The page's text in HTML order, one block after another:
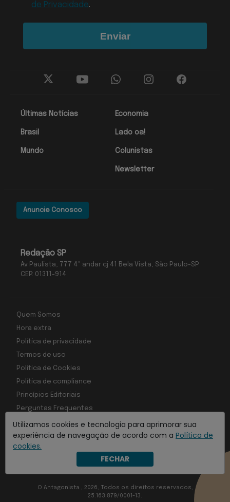
Utilizamos cookies e tecnologia para aprimorar sua
experiência de navegação de acordo com a Política de
cookies.
FECHAR
Redação SP
Av Paulista, 777 4º andar cj 41 Bela Vista, São Paulo-SP
CEP: 01311-914
Anuncie Conosco
Últimas Notícias
Brasil
Mundo
Economia
Lado oa!
Colunistas
Newsletter
de Privacidade.
Enviar
Com inteligência e tecnologia:
Object1ve - Marketing Solution
Quem Somos
Hora extra
Política de privacidade
Termos de uso
Política de Cookies
Política de compliance
Princípios Editoriais
Perguntas Frequentes
O Antagonista , 2026, Todos os direitos reservados,
25.163.879/0001-13.